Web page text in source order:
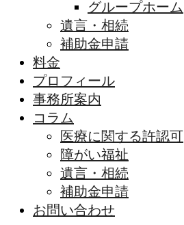
グループホーム
遺言・相続
補助金申請
料金
プロフィール
事務所案内
コラム
医療に関する許認可
障がい福祉
遺言・相続
補助金申請
お問い合わせ